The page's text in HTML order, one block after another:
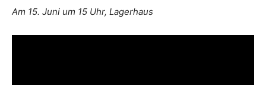
Am 15. Juni um 15 Uhr, Lagerhaus